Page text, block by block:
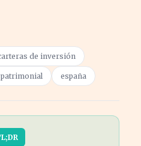
de inversión
españa